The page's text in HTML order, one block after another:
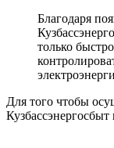
Благодаря
только
Для того чтобы